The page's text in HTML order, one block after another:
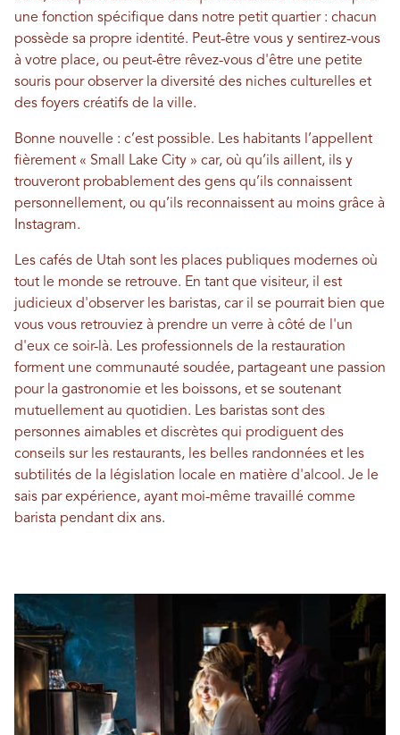
une fonction spécifique dans notre petit quartier : chacun
possède sa propre identité. Peut-être vous y sentirez-vous
à votre place, ou peut-être rêvez-vous d'être une petite
souris pour observer la diversité des niches culturelles et
des foyers créatifs de la ville.
Bonne nouvelle : c’est possible. Les habitants l’appellent
fièrement « Small Lake City » car, où qu’ils aillent, ils y
trouveront probablement des gens qu’ils connaissent
personnellement, ou qu’ils reconnaissent au moins grâce à
Instagram.
Les cafés de Utah sont les places publiques modernes où
tout le monde se retrouve. En tant que visiteur, il est
judicieux d'observer les baristas, car il se pourrait bien que
vous vous retrouviez à prendre un verre à côté de l'un
d'eux ce soir-là. Les professionnels de la restauration
forment une communauté soudée, partageant une passion
pour la gastronomie et les boissons, et se soutenant
mutuellement au quotidien. Les baristas sont des
personnes aimables et discrètes qui prodiguent des
conseils sur les restaurants, les belles randonnées et les
subtilités de la législation locale en matière d'alcool. Je le
sais par expérience, ayant moi-même travaillé comme
barista pendant dix ans.